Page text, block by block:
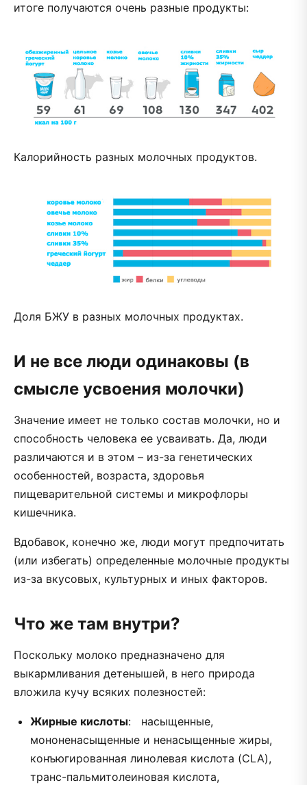
итоге получаются очень разные продукты:
Калорийность разных молочных продуктов.
Доля БЖУ в разных молочных продуктах.
И не все люди одинаковы (в
смысле усвоения молочки)
Значение имеет не только состав молочки, но и
способность человека ее усваивать. Да, люди
различаются и в этом – из-за генетических
особенностей, возраста, здоровья
пищеварительной системы и микрофлоры
кишечника.
Вдобавок, конечно же, люди могут предпочитать
(или избегать) определенные молочные продукты
из-за вкусовых, культурных и иных факторов.
Что же там внутри?
Поскольку молоко предназначено для
выкармливания детенышей, в него природа
вложила кучу всяких полезностей:
Жирные кислоты: насыщенные,
мононенасыщенные и ненасыщенные жиры,
конъюгированная линолевая кислота (CLA),
транс-пальмитолеиновая кислота,